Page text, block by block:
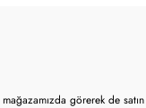
görerek de